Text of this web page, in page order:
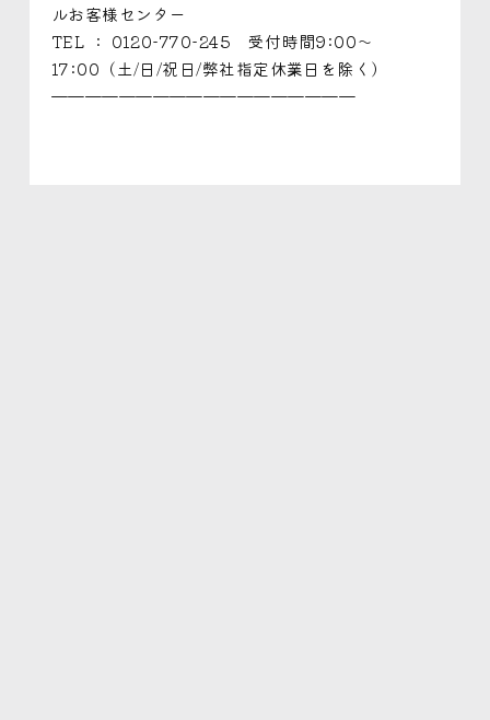
ルお客様センター
TEL ： 0120-770-245 受付時間9:00～
17:00（土/日/祝日/弊社指定休業日を除く）
——————————————————